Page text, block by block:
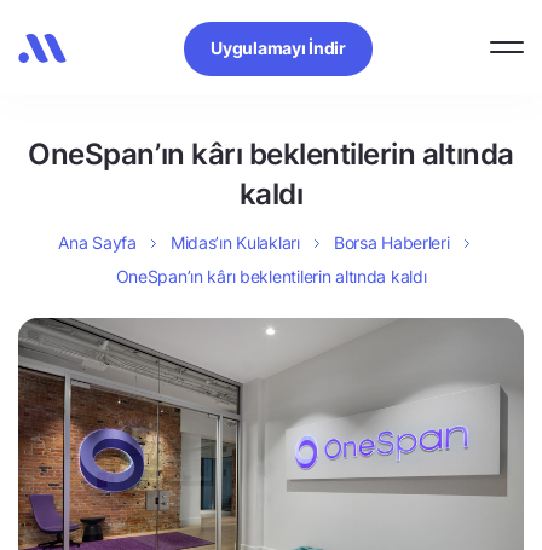
Uygulamayı İndir
OneSpan’ın kârı beklentilerin altında
kaldı
Ana Sayfa Midas’ın Kulakları
Borsa Haberleri
OneSpan’ın kârı beklentilerin altında kaldı